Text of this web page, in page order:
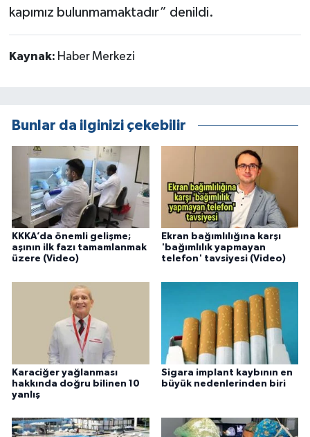
kapımız bulunmamaktadır” denildi.
Kaynak: Haber Merkezi
Bunlar da ilginizi çekebilir
KKKA’da önemli gelişme;
aşının ilk fazı tamamlanmak
üzere (Video)
Ekran bağımlılığına karşı
'bağımlılık yapmayan
telefon' tavsiyesi (Video)
Karaciğer yağlanması
hakkında doğru bilinen 10
yanlış
Sigara implant kaybının en
büyük nedenlerinden biri